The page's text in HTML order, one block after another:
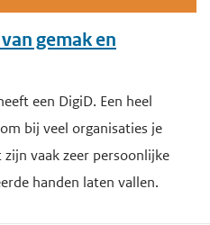
gemak en
een DigiD. Een heel
bij veel organisaties je
vaak zeer persoonlijke
handen laten vallen.